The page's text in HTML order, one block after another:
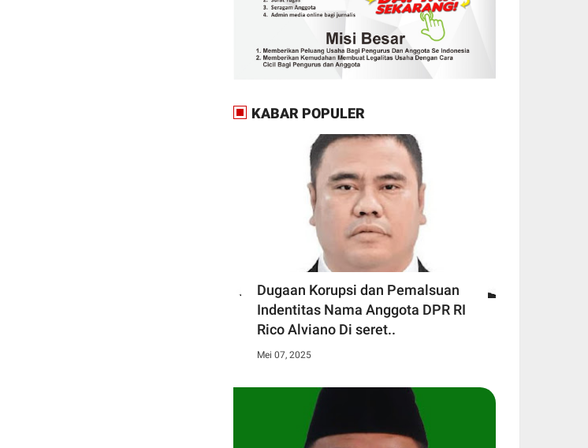
KABAR POPULER
Dugaan Korupsi dan Pemalsuan
Indentitas Nama Anggota DPR RI
Rico Alviano Di seret..
Mei 07, 2025